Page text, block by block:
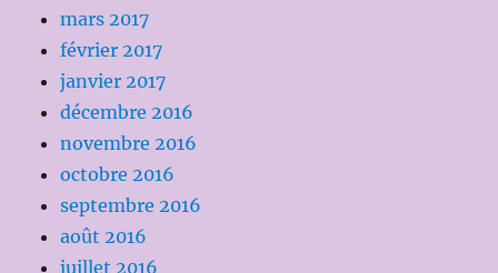
mars 2017
février 2017
janvier 2017
décembre 2016
novembre 2016
octobre 2016
septembre 2016
août 2016
juillet 2016